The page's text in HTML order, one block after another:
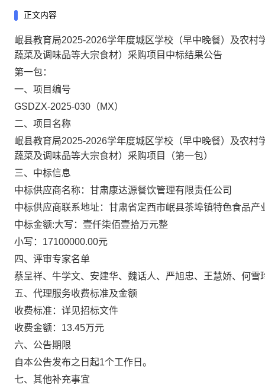
正文内容
岷县教育局2025-2026学年度城区学校（早中晚餐）及农
蔬菜及调味品等大宗食材）采购项目中标结果公告
第一包：
一、项目编号
GSDZX-2025-030 （MX）
二、项目名称
岷县教育局2025-2026学年度城区学校（早中晚餐）及农村
蔬菜及调味品等大宗食材）采购项目
（第一包）
三、中标信息
中标供应商名称：甘肃康达源餐饮管理有限责任公司
中标供应商联系地址：甘肃省定西市岷县茶埠镇特色食品产
中标金额:大写： 壹仟柒佰壹拾万元整
小写： 17100000.00元
四、评审专家名单
蔡呈祥、牛学文、安建华、魏话人、严旭忠、王慧娇、何雪
五、代理服务收费标准及金额
收费标准：详见招标文件
收费金额： 13.45万元
六、公告期限
自本公告发布之日起1个工作日。
七、其他补充事宜